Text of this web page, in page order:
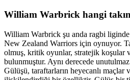
William Warbrick hangi
William Warbrick şu anda ragbi liginde
New Zealand Warriors için oynuyor.
olmuş, kritik oyunlar, stratejik koşular
bulunmuştur. Aynı derecede
Gülüşü, taraftarların heyecanlı maçlar